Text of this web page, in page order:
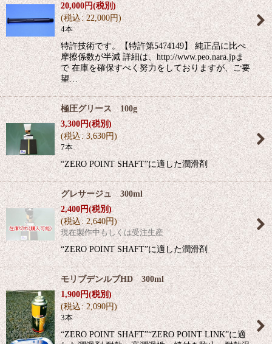
20,000円(税別)
(税込: 22,000円)
4本
特許技術です。【特許第5474149】 純正品に比べ
摩擦係数が半減 詳細は、http://www.peo.nara.jpま
で 在庫を確保すべく努力をしておりますが、ご要
望…
極圧グリース 100g
3,300円(税別)
(税込: 3,630円)
7本
“ZERO POINT SHAFT”に適した潤滑剤
グレサージュ 300ml
2,400円(税別)
(税込: 2,640円)
現在製作中もしくは受注生産
“ZERO POINT SHAFT”に適した潤滑剤
モリブデンルブHD 300ml
1,900円(税別)
(税込: 2,090円)
3本
“ZERO POINT SHAFT”“ZERO POINT LINK”に適